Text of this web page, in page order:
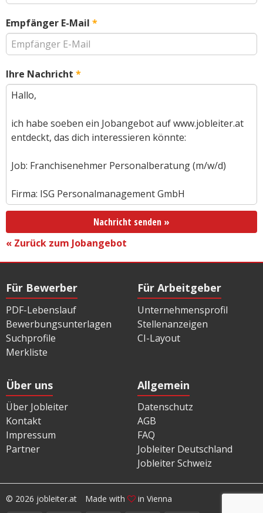
Empfänger E-Mail *
Ihre Nachricht *
Nachricht senden »
« Zurück zum Jobangebot
Für Bewerber
PDF-Lebenslauf
Bewerbungsunterlagen
Suchprofile
Merkliste
Für Arbeitgeber
Unternehmensprofil
Stellenanzeigen
CI-Layout
Über uns
Über Jobleiter
Kontakt
Impressum
Partner
Allgemein
Datenschutz
AGB
FAQ
Jobleiter Deutschland
Jobleiter Schweiz
© 2026 jobleiter.at Made with in Vienna